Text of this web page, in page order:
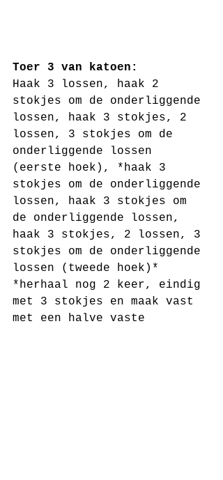
Toer 3 van katoen:
Haak 3 lossen, haak 2
stokjes om de onderliggende
lossen, haak 3 stokjes, 2
lossen, 3 stokjes om de
onderliggende lossen
(eerste hoek), *haak 3
stokjes om de onderliggende
lossen, haak 3 stokjes om
de onderliggende lossen,
haak 3 stokjes, 2 lossen, 3
stokjes om de onderliggende
lossen (tweede hoek)*
*herhaal nog 2 keer, eindig
met 3 stokjes en maak vast
met een halve vaste